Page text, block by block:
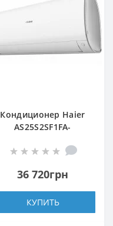
Кондиционер Haier
AS25S2SF1FA-
36 720грн
КУПИТЬ